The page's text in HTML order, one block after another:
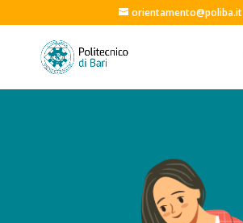
orientamento@poliba.it